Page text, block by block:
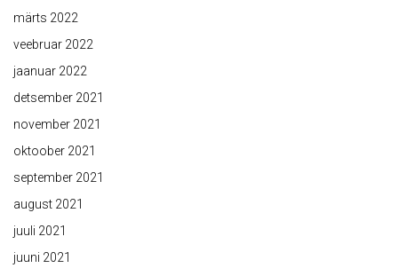
märts 2022
veebruar 2022
jaanuar 2022
detsember 2021
november 2021
oktoober 2021
september 2021
august 2021
juuli 2021
juuni 2021